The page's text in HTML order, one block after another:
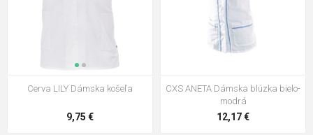
Cerva LILY Dámska košeľa
9,75 €
CXS ANETA Dámska blúzka bielo-
modrá
12,17 €